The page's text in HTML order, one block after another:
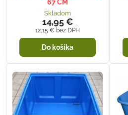
67 CM
Skladom
14,95 €
12,15 € bez DPH
Do košíka